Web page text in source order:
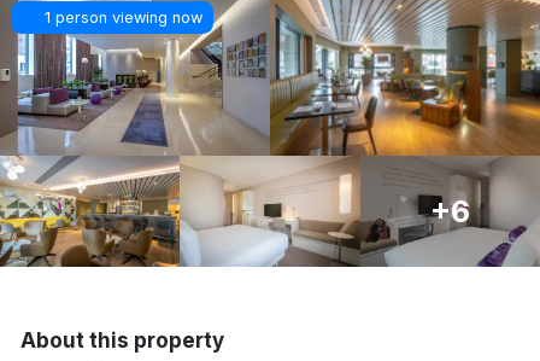
Malmö
Hela Norge
Oslo
Bergen
Hela Danmark
1 person viewing now
+6
About this property